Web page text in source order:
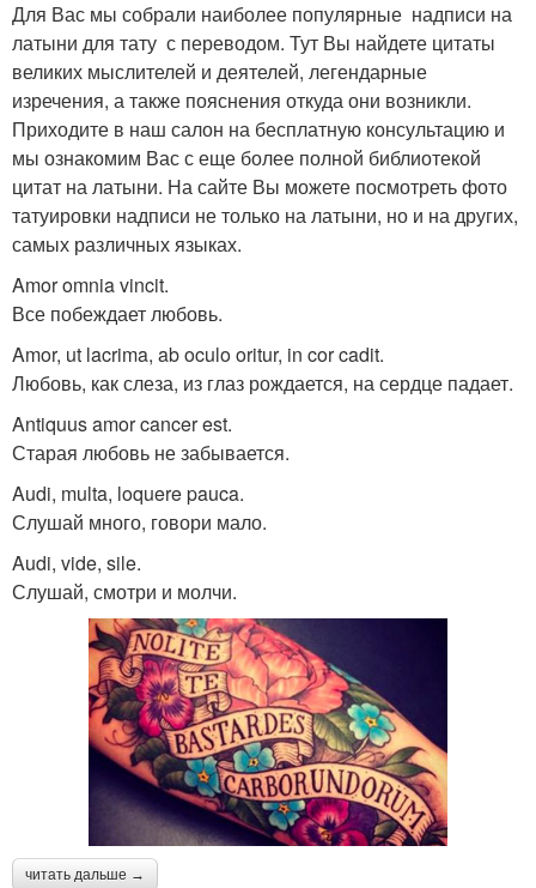
Для Вас мы собрали наиболее популярные надписи на
латыни для тату с переводом. Тут Вы найдете цитаты
великих мыслителей и деятелей, легендарные
изречения, а также пояснения откуда они возникли.
Приходите в наш салон на бесплатную консультацию и
мы ознакомим Вас с еще более полной библиотекой
цитат на латыни. На сайте Вы можете посмотреть фото
татуировки надписи не только на латыни, но и на других,
самых различных языках.
Amor omnia vincit.
Все побеждает любовь.
Amor, ut lacrima, ab oculo oritur, in cor cadit.
Любовь, как слеза, из глаз рождается, на сердце падает.
Antiquus amor cancer est.
Старая любовь не забывается.
Audi, multa, loquere pauca.
Слушай много, говори мало.
Audi, vide, sile.
Слушай, смотри и молчи.
читать дальше →